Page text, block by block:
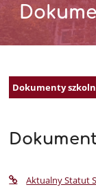
Dokumenty
Aktualny Statut